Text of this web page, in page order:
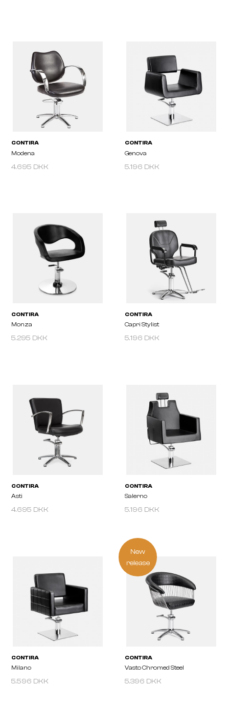
Roma Pisa
CONTIRA
Modena
4.695 DKK
CONTIRA
Genova
5.196 DKK
5.295 DKK
CONTIRA
Capri Stylist
5.196 DKK
Asti
4.695 DKK
Salerno
5.196 DKK
5.596 DKK
New
release
5.396 DKK